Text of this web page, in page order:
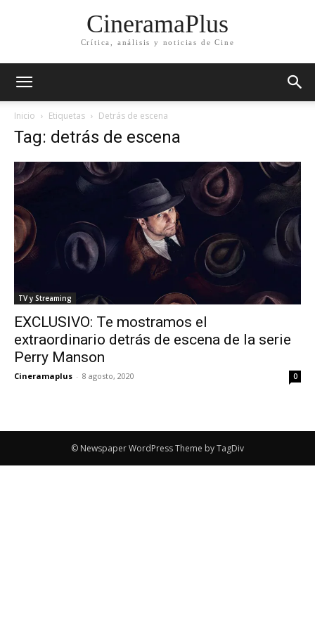
CineramaPlus
Crítica, análisis y noticias de Cine
Inicio Etiquetas Detrás de escena
Tag: detrás de escena
TV y Streaming
EXCLUSIVO: Te mostramos el
extraordinario detrás de escena de la serie
Perry Manson
Cineramaplus - 8 agosto, 2020 0
© Newspaper WordPress Theme by TagDiv